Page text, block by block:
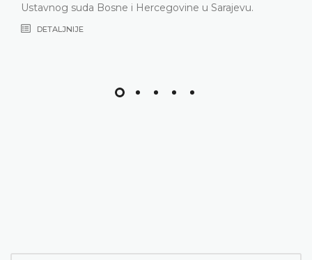
Bosne i Hercegovine u Sarajevu.